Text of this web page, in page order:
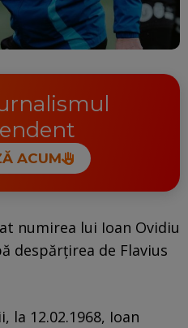
ACUM
numirea lui Ioan Ovidiu
despărțirea de Flavius
la 12.02.1968, Ioan